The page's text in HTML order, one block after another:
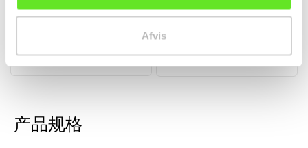
Afvis
产品规格
kr24.00 从17,95 kr.